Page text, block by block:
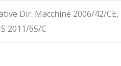
Dir. Macchine 2006/42/
2011/65/C